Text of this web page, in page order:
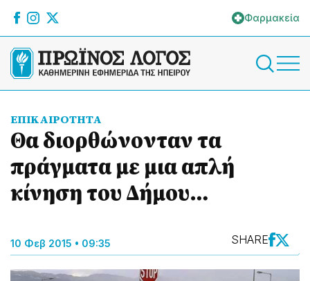
Φαρμακεία
ΕΠΙΚΑΙΡΟΤΗΤΑ
Θα διορθώνονταν τα
πράγματα με μια απλή
κίνηση του Δήμου…
10 Φεβ 2015 • 09:35 SHARE